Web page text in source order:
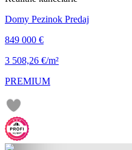
Domy Pezinok Predaj
849 000 €
3 508,26 €/m²
PREMIUM